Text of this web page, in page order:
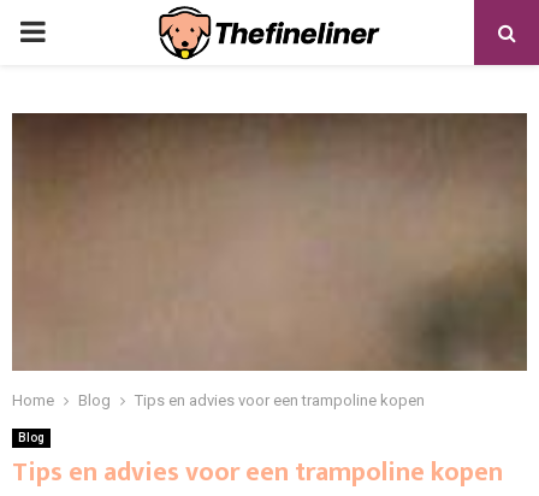
PRIMARY
Home Blog Tips en advies voor een trampoline kopen
Blog
Tips en advies voor een trampoline kopen